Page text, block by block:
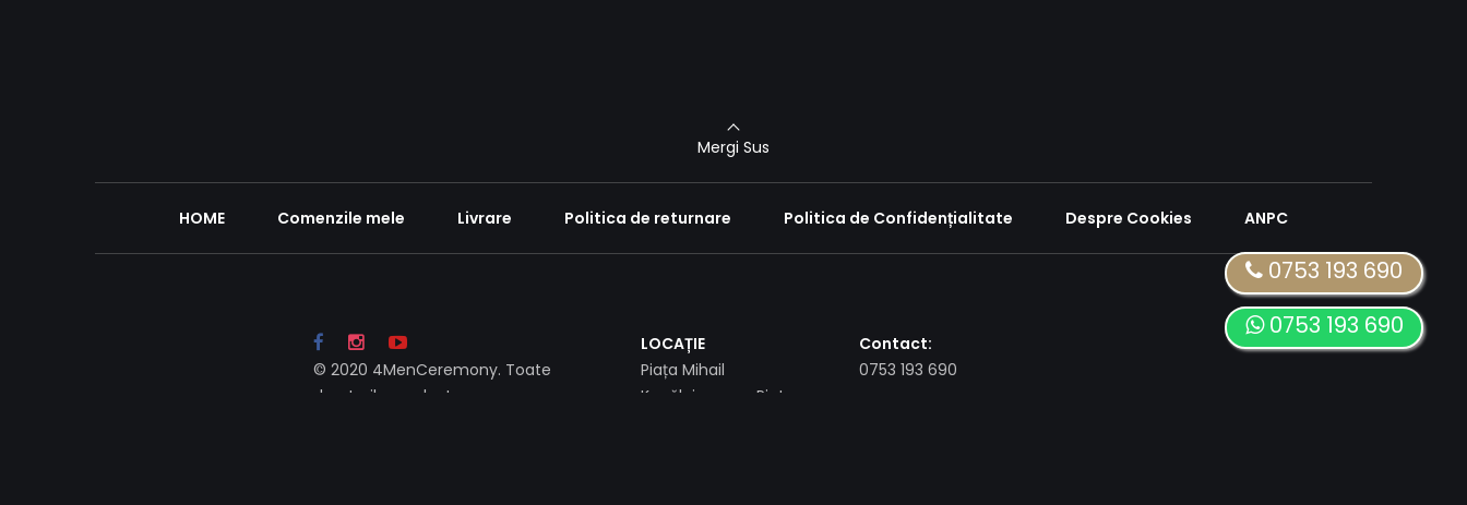
Mergi Sus
HOME Comenzile mele Livrare Politica de returnare Politica de Confidențialitate Despre Cookies ANPC
0753 193 690
0753 193 690
© 2020 4MenCeremony. Toate
drepturile rezolvate.
LOCAȚIE
Piața Mihail
Kogălniceanu , Piatra
Contact:
0753 193 690